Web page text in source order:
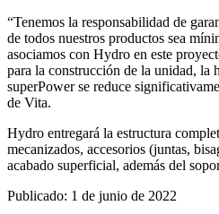
“Tenemos la responsabilidad de
de todos nuestros productos sea
asociamos con Hydro en este
para la construcción de la unidad, la
superPower se reduce
de Vita.
Hydro entregará la estructura
mecanizados, accesorios (juntas,
acabado superficial, además del
Publicado: 1 de junio de 2022